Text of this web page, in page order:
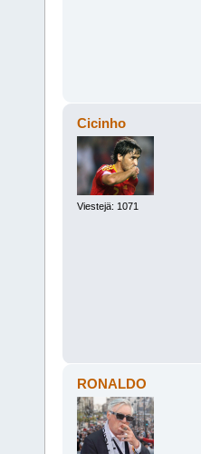
Cicinho
Viestejä: 1071
RONALDO